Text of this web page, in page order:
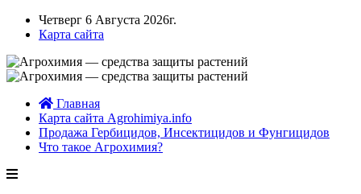
Четверг 6 Августа 2026г.
Карта сайта
Главная
Карта сайта Agrohimiya.info
Продажа Гербицидов, Инсектицидов и Фунгицидов
Что такое Агрохимия?